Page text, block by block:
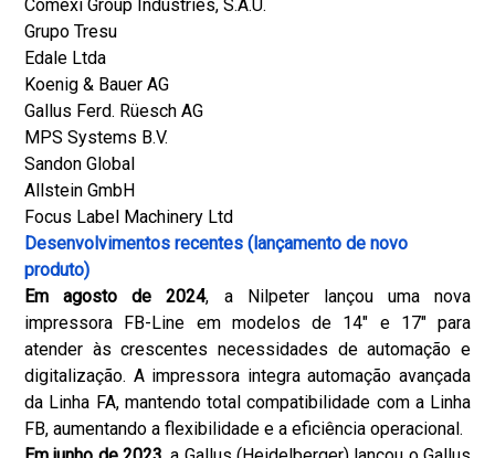
Comexi Group Industries, S.A.U.
Grupo Tresu
Edale Ltda
Koenig & Bauer AG
Gallus Ferd. Rüesch AG
MPS Systems B.V.
Sandon Global
Allstein GmbH
Focus Label Machinery Ltd
Desenvolvimentos recentes (lançamento de novo
produto)
Em agosto de 2024, a Nilpeter lançou uma nova
impressora FB-Line em modelos de 14″ e 17″ para
atender às crescentes necessidades de automação e
digitalização. A impressora integra automação avançada
da Linha FA, mantendo total compatibilidade com a Linha
FB, aumentando a flexibilidade e a eficiência operacional.